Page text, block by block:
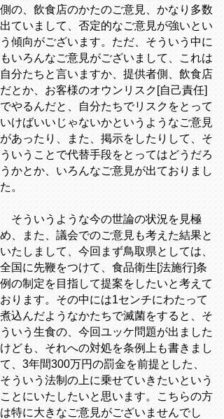
側の、飲食店のかたのご意見、かなり多数
出ていまして、否定的なご意見が強いとい
う傾向がございます。ただ、そういう中に
もいろんなご意見がございまして、これは
自分たちと言いますか、提供者側、飲食店
だとか、お客様のオウンリスク[自己責任]
でやるんだと、自分たちでリスクをとって
いけばいいじゃないかというようなご意見
があったり、また、掲示をしたりして、そ
ういうことで代替手段をとってはどうだろ
うかとか、いろんなご意見が出ておりまし
た。
そういうような今の世論の状況を見極
め、また、議会でのご意見も考えた結果と
いたしまして、今回まず鳥取県としては、
全国に先鞭をつけて、食品衛生[法施行]条
例の制定を目指して提案をしたいと考えて
おります。その中には1センチにわたって
煮込んだようなかたちで滅菌をすると、そ
ういう生食の、今回ユッケ問題が出ました
けども、それへの対処を条例上も書きまし
て、3年間300万円の罰金を前提とした、
そういう法制の上に乗せていきたいという
ことにいたしたいと思います。こちらの方
は特に大きなご意見がございませんでし